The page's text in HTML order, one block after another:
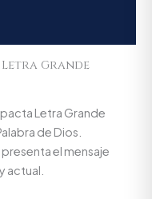
Grande
Letra Grande
de Dios.
el mensaje
actual.